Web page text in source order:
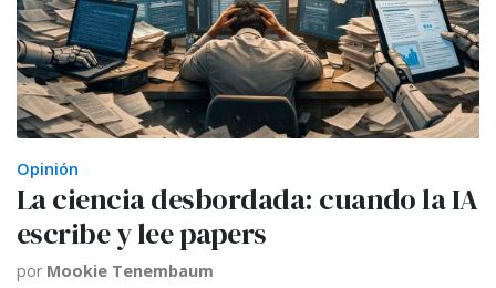
Opinión
La ciencia desbordada: cuando la IA
escribe y lee papers
por Mookie Tenembaum